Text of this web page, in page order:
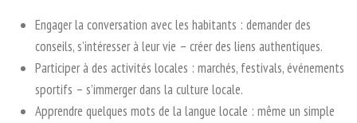
Engager la conversation avec les habitants : demander des
conseils, s’intéresser à leur vie – créer des liens authentiques.
Participer à des activités locales : marchés, festivals, événements
sportifs – s’immerger dans la culture locale.
Apprendre quelques mots de la langue locale : même un simple